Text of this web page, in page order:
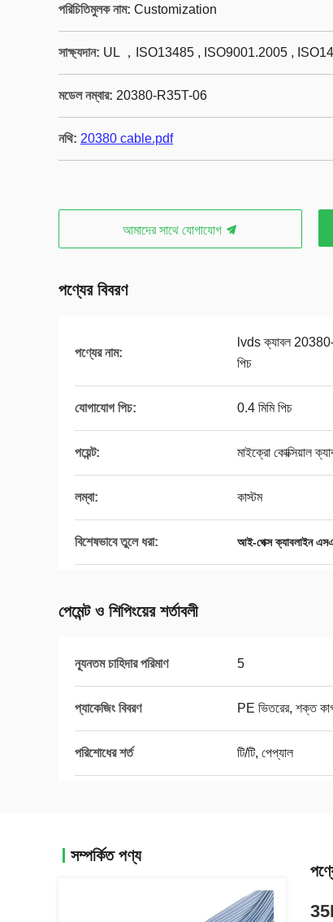
পরিচিতিমুলক নাম: Customization
সাক্ষ্যদান: UL ，ISO13485 , ISO9001.2005 ,
মডেল নম্বার: 20380-R35T-06
নথি: 20380 cable.pdf
আমাদের সাথে যোগাযোগ
পণ্যের বিবরণ
পণ্যের নাম:
lvds ক্যাবল
পিচ
যোগাযোগ পিচ: 0.4 মিমি পিচ
পয়েন্ট: মাইক্রো কোক্সিয়াল
লম্বা: কাস্টম
বিশেষভাবে তুলে ধরা: আই-পেক্স ক্যাবলাইন
পেমেন্ট ও শিপিংয়ের শর্তাবলী
ন্যূনতম চাহিদার পরিমাণ 5
প্যাকেজিং বিবরণ PE ভিতরের, শক্ত
পরিশোধের শর্ত টি/টি, পেপ্যাল
সম্পর্কিত পণ্য